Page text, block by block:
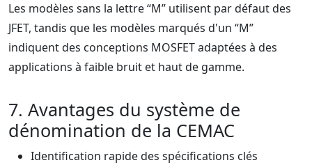
Les modèles sans la lettre “M” utilisent par défaut des
JFET, tandis que les modèles marqués d'un “M”
indiquent des conceptions MOSFET adaptées à des
applications à faible bruit et haut de gamme.
7. Avantages du système de
dénomination de la CEMAC
Identification rapide des spécifications clés